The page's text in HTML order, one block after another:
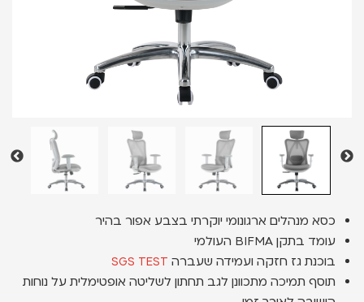
כסא מנהלים ארגונומי יוקרתי בצבע אפור בהיר
עומד בתקן BIFMA העולמי
בוכנת גז חזקה ועמידה שעברה SGS TEST
תוסף תמיכה מתכוונן לגב תחתון לשליטה אופטימלית על נוחות